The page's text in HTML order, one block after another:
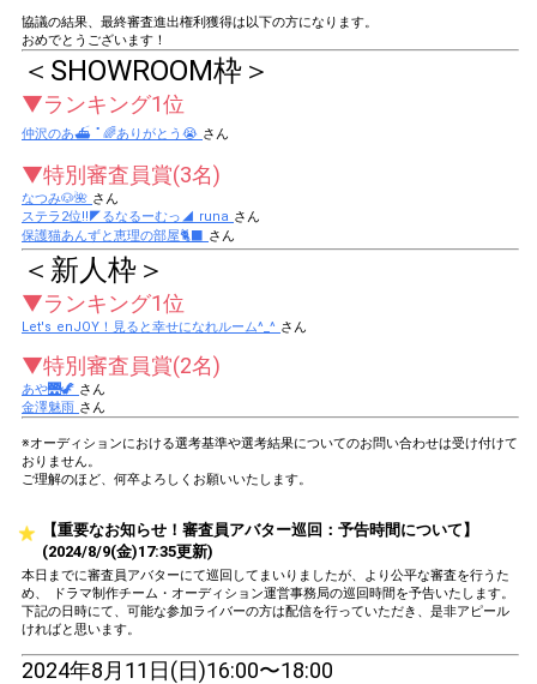
協議の結果、最終審査進出権利獲得は以下の方になります。
おめでとうございます！
＜SHOWROOM枠＞
▼ランキング1位
仲沢のあ⛴ ﾟ🌈ありがとう😭 さん
▼特別審査員賞(3名)
なつみ🐶🌺 さん
ステラ2位!!◤るなるーむっ◢ runa さん
保護猫あんずと恵理の部屋🐈‍⬛ さん
＜新人枠＞
▼ランキング1位
Let's enJOY！見ると幸せになれルーム^_^ さん
▼特別審査員賞(2名)
あや🌉🦖 さん
金澤魅雨 さん
※オーディションにおける選考基準や選考結果についてのお問い合わせは受け付けて
おりません。
ご理解のほど、何卒よろしくお願いいたします。
【重要なお知らせ！審査員アバター巡回：予告時間について】
(2024/8/9(金)17:35更新)
本日までに審査員アバターにて巡回してまいりましたが、より公平な審査を行うた
め、 ドラマ制作チーム・オーディション運営事務局の巡回時間を予告いたします。
下記の日時にて、可能な参加ライバーの方は配信を行っていただき、是非アピール
ければと思います。
2024年8月11日(日)16:00〜18:00